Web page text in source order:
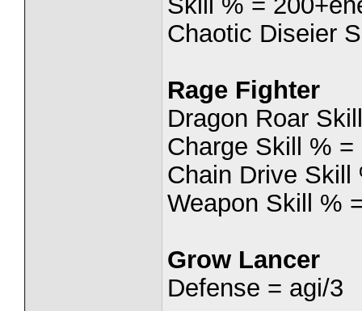
Chaotic Diseier
Rage Fighter
Dragon Roar
Charge Skill % =
Chain Drive Skill
Weapon Skill %
Grow Lancer
Defense = agi/3